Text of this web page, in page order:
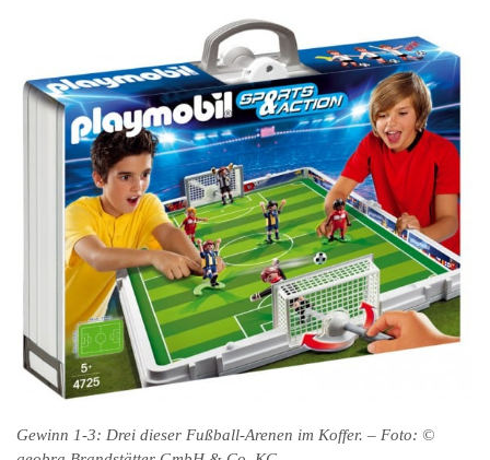
Gewinn 1-3: Drei dieser Fußball-Arenen im Koffer. – Foto: ©